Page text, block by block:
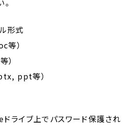
形式
）
）
ppt等）
ライブ上でパスワード保護され